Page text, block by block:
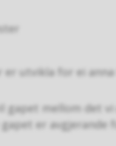
er utvikla for ei
gapet mellom det
er avgjerande